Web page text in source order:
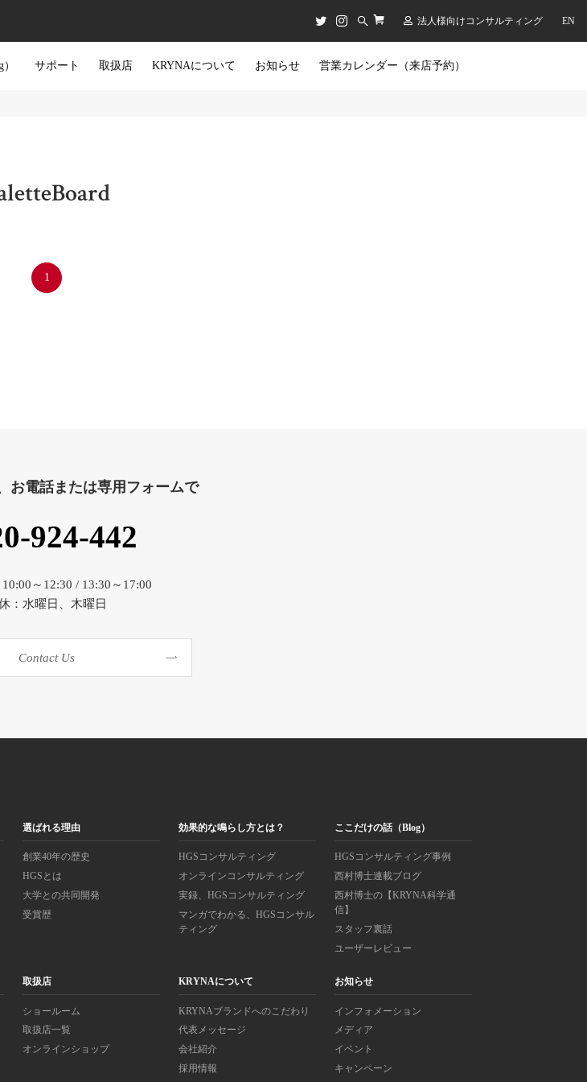
法人様向けコンサルティング EN
サポート 取扱店 KRYNAについて お知らせ 営業カレンダー（来店予約）
1
お電話または専用フォームで
924-442
～12:30 / 13:30～17:00
：水曜日、木曜日
Contact Us
選ばれる理由
創業40年の歴史
HGSとは
大学との共同開発
受賞歴
効果的な鳴らし方とは？
HGSコンサルティング
オンラインコンサルティング
実録、HGSコンサルティング
マンガでわかる、HGSコンサル
ティング
ここだけの話（Blog）
HGSコンサルティング事例
西村博士連載ブログ
西村博士の【KRYNA科学通
信】
スタッフ裏話
ユーザーレビュー
取扱店
ショールーム
取扱店一覧
オンラインショップ
KRYNAについて
KRYNAブランドへのこだわり
代表メッセージ
会社紹介
採用情報
お知らせ
インフォメーション
メディア
イベント
キャンペーン